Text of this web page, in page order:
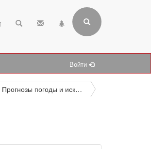
Войти
Прогнозы погоды и искусственные воздействия на погоду